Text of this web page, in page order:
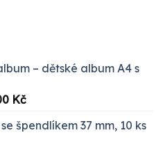
– dětské album A4 s
KčAktuální
je:
špendlíkem 37 mm, 10 ks